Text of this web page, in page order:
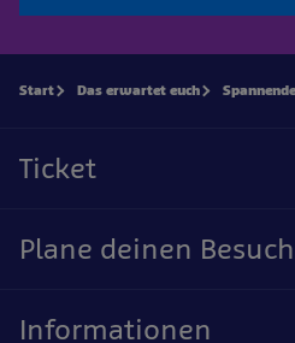
Start Das erwartet euch
Ticket
Plane deinen Besuch
Informationen